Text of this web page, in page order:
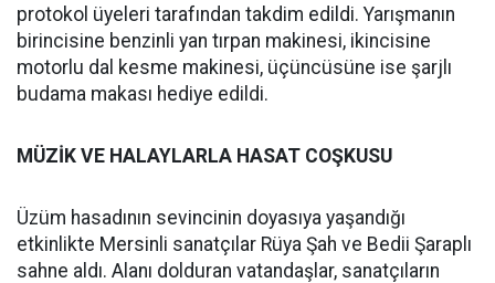
protokol üyeleri tarafından takdim edildi. Yarışmanın
birincisine benzinli yan tırpan makinesi, ikincisine
motorlu dal kesme makinesi, üçüncüsüne ise şarjlı
budama makası hediye edildi.
MÜZİK VE HALAYLARLA HASAT COŞKUSU
Üzüm hasadının sevincinin doyasıya yaşandığı
etkinlikte Mersinli sanatçılar Rüya Şah ve Bedii Şaraplı
sahne aldı. Alanı dolduran vatandaşlar, sanatçıların